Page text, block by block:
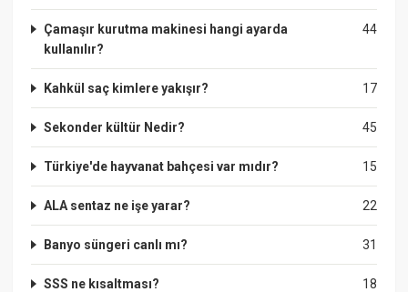
44
Çamaşır kurutma makinesi hangi ayarda
kullanılır?
17
Kahkül saç kimlere yakışır?
45
Sekonder kültür Nedir?
15
Türkiye'de hayvanat bahçesi var mıdır?
22
ALA sentaz ne işe yarar?
31
Banyo süngeri canlı mı?
18
SSS ne kısaltması?